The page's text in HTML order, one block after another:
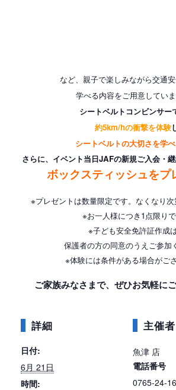
など、親子で楽しみながら交通
学べる内容をご用意してい
シートベルトコンビンサー
約5km/hの衝撃を体験
シートベルトの大切さを学べ
さらに、イベント当日JAFの新規ご入会・
ボックスティッシュをプ
※プレゼントは数量限定です。 なくなり次
※お一人様につき1点限りで
※子ども安全免許証作成は
保護者の方の同意のうえご参加
※体験には条件がある場合がござ
ご家族みなさまで、ぜひお気軽に
詳細
日付:
6月 21日
時間:
主催者
魚津 店
電話番号
0765-24-